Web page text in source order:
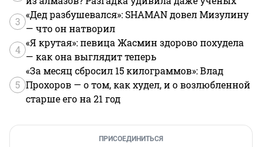
3
«Дед разбушевался»: SHAMAN довел Мизулину
— что он натворил
4
«Я крутая»: певица Жасмин здорово похудела
— как она выглядит теперь
5
«За месяц сбросил 15 килограммов»: Влад
Прохоров — о том, как худел, и о возлюбленной
старше его на 21 год
ПРИСОЕДИНИТЬСЯ